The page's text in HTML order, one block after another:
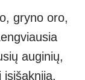
gryno oro,
auginių,
įsišaknija.